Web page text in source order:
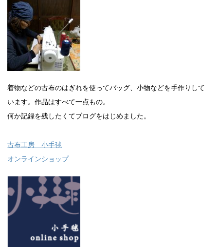
着物などの古布のはぎれを使ってバッグ、小物などを手作りして
います。作品はすべて一点もの。
何か記録を残したくてブログをはじめました。
古布工房 小手毬
オンラインショップ